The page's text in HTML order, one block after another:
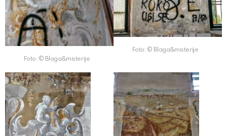
Foto: © Blaga&misterije
Foto: © Blaga&misterije